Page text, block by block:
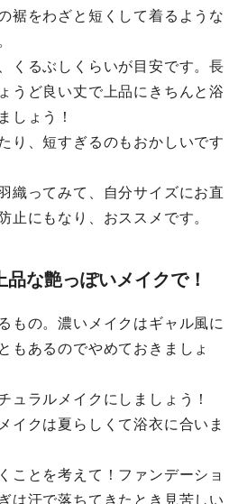
裾をわざと短くして着るような
くるぶしくらいが目安です。長
うど良い丈で上品にきちんと浴
しょう！
り、短すぎるのもおかしいです
織ってみて、自分サイズにお直
止にもなり、おススメです。
な艶っぽいメイクで！
もの。濃いメイクはギャル風に
もあるのでやめておきましょ
ュラルメイクにしましょう！
イクは夏らしくて浴衣に合いま
ことを考えて！ファンデーショ
は汗で落ちてきたとき見苦しい